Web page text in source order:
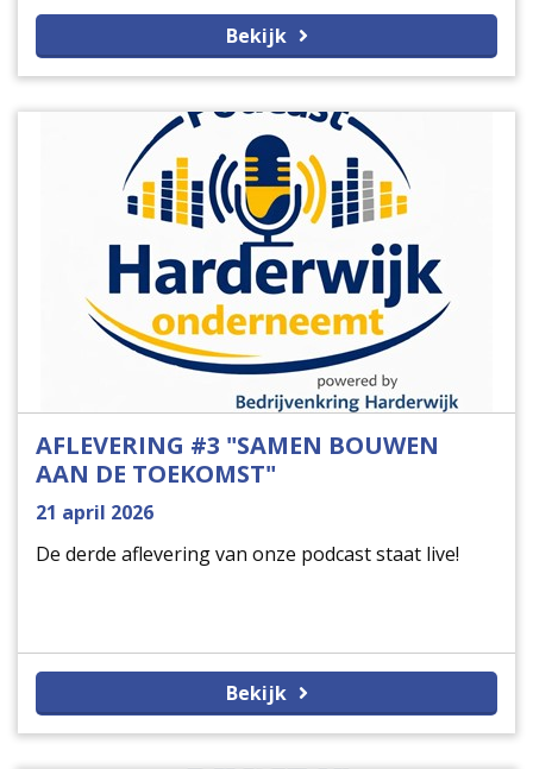
leven en meer te bewegen.
Bekijk
AFLEVERING #3 "SAMEN BOUWEN
AAN DE TOEKOMST"
21 april 2026
De derde aflevering van onze podcast staat live!
Bekijk